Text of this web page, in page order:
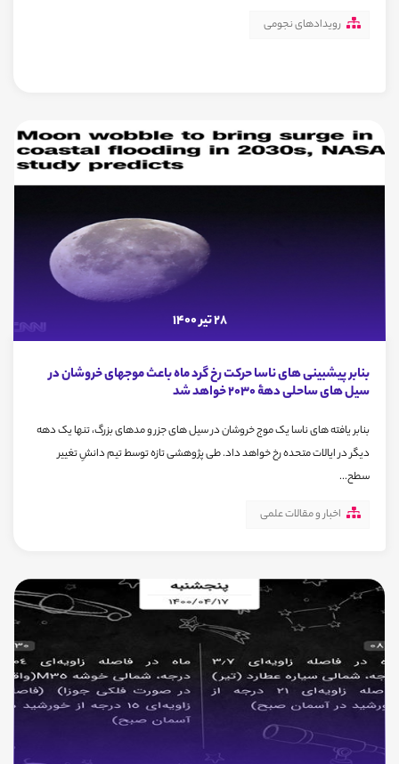
رویدادهای نجومی
28 تیر 1400
بنابر پیشبینی های ناسا حرکت رخ گرد ماه باعث موجهای خروشان در
سیل های ساحلی دهۀ 2030 خواهد شد
بنابر یافته های ناسا یک موج خروشان در سیل های جزر و مدهای بزرگ، تنها یک دهه
دیگر در ایالات متحده رخ خواهد داد. طی پژوهشی تازه توسط تیم دانشِ تغییر
سطح...
اخبار و مقالات علمی